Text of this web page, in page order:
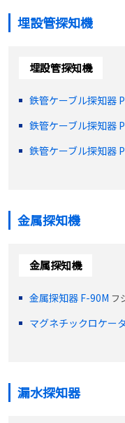
埋設管探知機
埋設管探知機
鉄管ケーブル探知器
鉄管ケーブル探知器
鉄管ケーブル探知器
金属探知機
金属探知機
金属探知器 F-90M フ
マグネチックロケー
漏水探知器